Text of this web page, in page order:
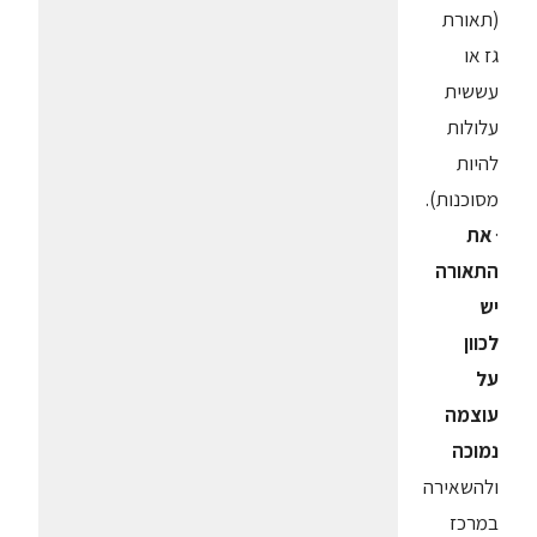
(תאורת
גז או
עששית
עלולות
להיות
מסוכנות).
·את
התאורה
יש
לכוון
על
עוצמה
נמוכה
ולהשאירה
במרכז